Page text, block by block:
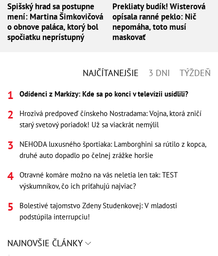
Spišský hrad sa postupne
mení: Martina Šimkovičová
o obnove paláca, ktorý bol
spočiatku neprístupný
Prekliaty budík! Wisterová
opísala ranné peklo: Nič
nepomáha, toto musí
maskovať
NAJČÍTANEJŠIE 3 DNI TÝŽDEŇ
Odídenci z Markízy: Kde sa po konci v televízii usídlili?
Hrozivá predpoveď čínskeho Nostradama: Vojna, ktorá zničí
starý svetový poriadok! Už sa viackrát nemýlil
NEHODA luxusného športiaka: Lamborghini sa rútilo z kopca,
druhé auto dopadlo po čelnej zrážke horšie
Otravné komáre možno na vás neletia len tak: TEST
výskumníkov, čo ich priťahujú najviac?
Bolestivé tajomstvo Zdeny Studenkovej: V mladosti
podstúpila interrupciu!
NAJNOVŠIE ČLÁNKY